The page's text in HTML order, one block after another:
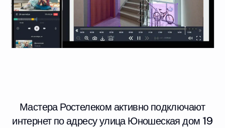
Мастера Ростелеком активно подключают
интернет по адресу улица Юношеская дом 19